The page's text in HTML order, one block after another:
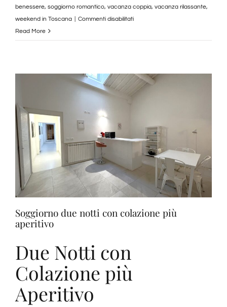
benessere, soggiorno romantico, vacanza coppia, vacanza rilassante,
weekend in Toscana
Commenti disabilitatisu
di
con
colazione
Read More
Soggiorno due notti con colazione più
aperitivo
Due Notti con
Colazione più
Aperitivo